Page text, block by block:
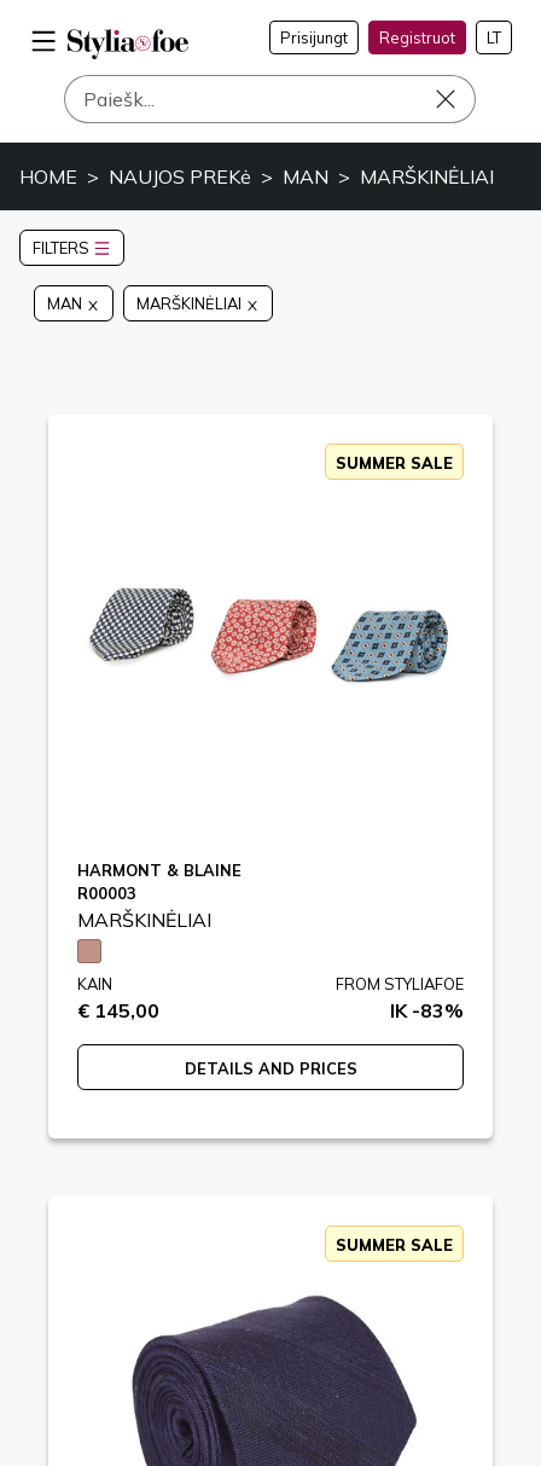
Prisijungt Registruot LT
HOME NAUJOS PREKė MAN MARŠKINĖLIAI
FILTERS
MAN MARŠKINĖLIAI
SUMMER SALE
HARMONT & BLAINE
R00003
MARŠKINĖLIAI
KAIN
€ 145,00
FROM STYLIAFOE
IK -83%
DETAILS AND PRICES
SUMMER SALE